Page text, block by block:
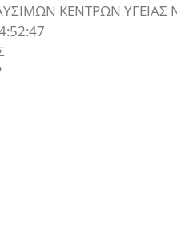
ΚΕΝΤΡΩΝ